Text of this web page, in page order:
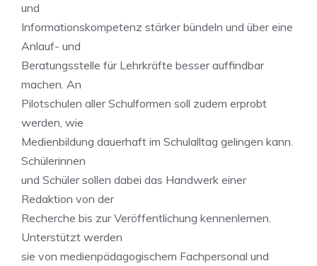
und
Informationskompetenz stärker bündeln und über eine
Anlauf- und
Beratungsstelle für Lehrkräfte besser auffindbar
machen. An
Pilotschulen aller Schulformen soll zudem erprobt
werden, wie
Medienbildung dauerhaft im Schulalltag gelingen kann.
Schülerinnen
und Schüler sollen dabei das Handwerk einer
Redaktion von der
Recherche bis zur Veröffentlichung kennenlernen.
Unterstützt werden
sie von medienpädagogischem Fachpersonal und